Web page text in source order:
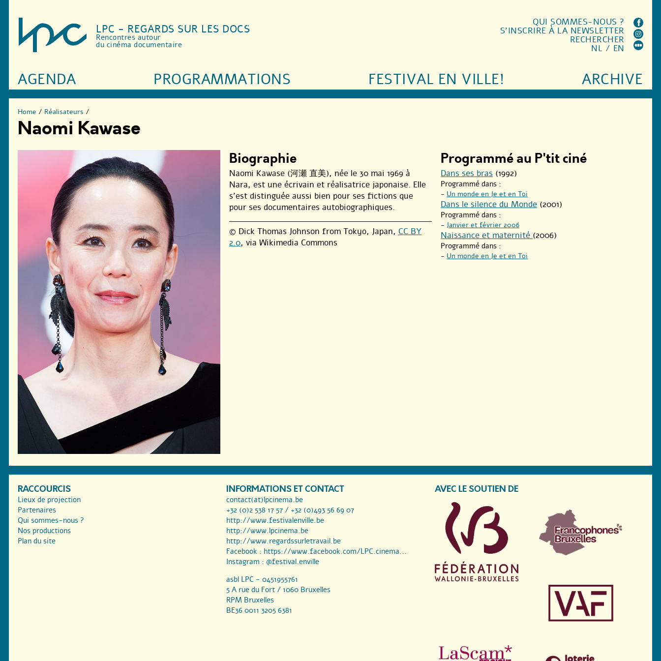
LPC - REGARDS SUR LES DOCS
Rencontres autour
du cinéma documentaire
AGENDA PROGRAMMATIONS FESTIVAL EN VILLE! ARCHIVE
QUI SOMMES-NOUS ?
S'INSCRIRE À LA NEWSLETTER
RECHERCHER
NL / EN
Home / Réalisateurs /
Naomi Kawase
Biographie
Naomi Kawase (河瀬 直美), née le 30 mai 1969 à
Nara, est une écrivain et réalisatrice japonaise. Elle
s’est distinguée aussi bien pour ses fictions que
pour ses documentaires autobiographiques.
© Dick Thomas Johnson from Tokyo, Japan, CC BY
2.0, via Wikimedia Commons
Programmé au P'tit ciné
Dans ses bras (1992)
Programmé dans :
- Un monde en Je et en Toi
Dans le silence du Monde (2001)
Programmé dans :
- Janvier et février 2006
Naissance et maternité (2006)
Programmé dans :
- Un monde en Je et en Toi
RACCOURCIS
Lieux de projection
Partenaires
Qui sommes-nous ?
Nos productions
Plan du site
INFORMATIONS ET CONTACT
contact(at)lpcinema.be
+32 (0)2 538 17 57 / +32 (0)493 56 69 07
http://www.festivalenville.be
http://www.lpcinema.be
http://www.regardssurletravail.be
Facebook : https://www.facebook.com/LPC.cinema...
Instagram : @festival.enville
asbl LPC - 0451955761
5 A rue du Fort / 1060 Bruxelles
RPM Bruxelles
BE36 0011 3205 6381
AVEC LE SOUTIEN DE